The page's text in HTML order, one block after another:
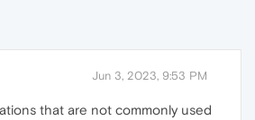
Jun 3, 2023, 9:53 PM
that are not commonly used